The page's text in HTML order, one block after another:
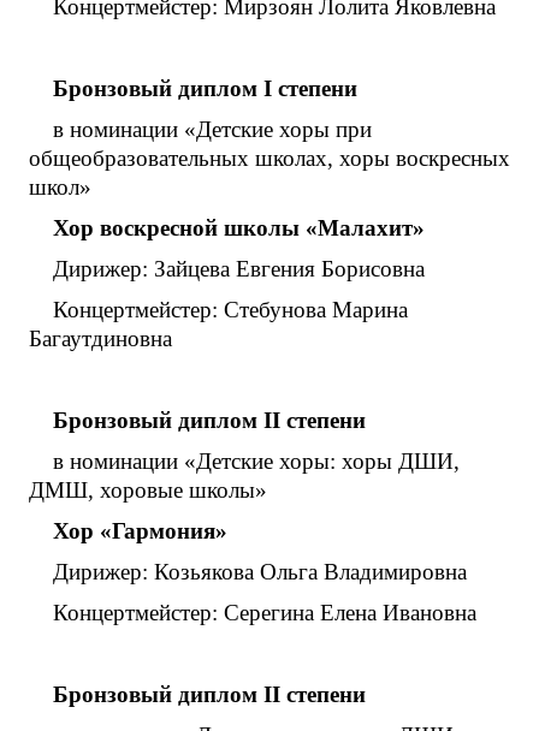
Концертмейстер: Мирзоян Лолита Яковлевна
Бронзовый диплом I степени
в номинации «Детские хоры при
общеобразовательных школах, хоры воскресных
школ»
Хор воскресной школы «Малахит»
Дирижер: Зайцева Евгения Борисовна
Концертмейстер: Стебунова Марина
Багаутдиновна
Бронзовый диплом II степени
в номинации «Детские хоры: хоры ДШИ,
ДМШ, хоровые школы»
Хор «Гармония»
Дирижер: Козьякова Ольга Владимировна
Концертмейстер: Серегина Елена Ивановна
Бронзовый диплом II степени